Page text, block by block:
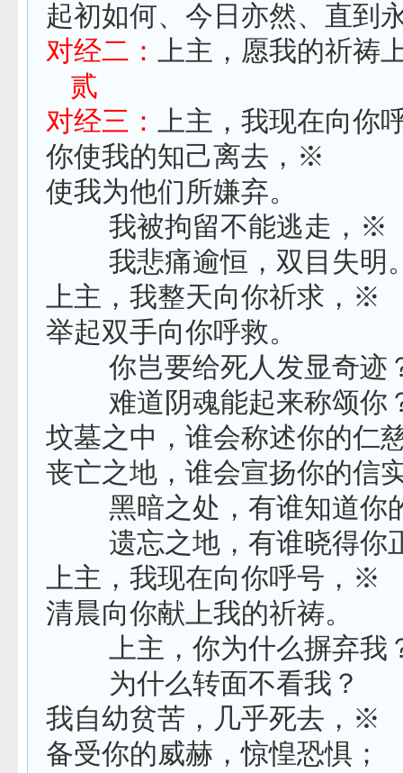
起初如何、今日亦然、直到
对经二： 上主，愿我的祈祷
贰
对经三： 上主，我现在向你
你使我的知己离去，※
使我为他们所嫌弃。
我被拘留不能逃走，※
我悲痛逾恒，双目失明
上主，我整天向你祈求，※
举起双手向你呼救。
你岂要给死人发显奇
难道阴魂能起来称颂你
坟墓之中，谁会称述你的仁
丧亡之地，谁会宣扬你的信
黑暗之处，有谁知道
遗忘之地，有谁晓得你
上主，我现在向你呼号，※
清晨向你献上我的祈祷。
上主，你为什么摒弃
为什么转面不看我？
我自幼贫苦，几乎死去，※
备受你的威赫，惊惶恐惧；